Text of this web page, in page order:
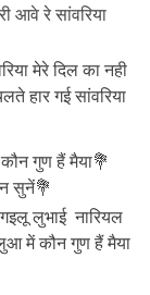
आवे रे सांवरिया
मेरे दिल का नही
हार गई सांवरिया
गुण हैं मैया💐
सुनें💐
लुभाई नारियल
में कौन गुण हैं मैया